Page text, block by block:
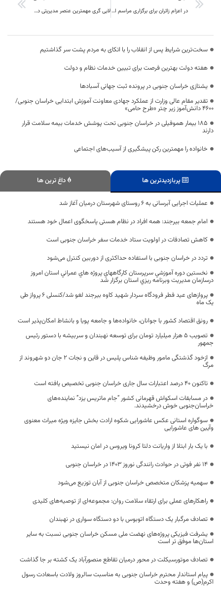
در اعزام زائران برای برگزاری مراسم اربعین، تابع سیاست های کشور هستیم لابی گری مهمترین عنصر مدیریتی در خراسان جنوبی
سخت‌ترین شرایط پس از انقلاب را با اتکای به مردم پشت سر گذاشتیم
هفته دولت بهترین فرصت برای تبیین خدمات نظام و دولت
یشتازی خراسان جنوبی در پرونده ثبت جهانی آسبادها
تقدیر مقام عالی وزارت از عملکرد جهادی معاونت آموزش ابتدایی خراسان جنوبی/
۴۶۰۰ دانش‌آموز زیر چتر «طرح حامی»
۱۸۵ بیمار هموفیلی در خراسان جنوبی تحت پوشش خدمات بیمه سلامت قرار
دارند
خانواده را مهمترین رکن پیشگیری از آسیب‌های اجتماعی
پربازدیدترین ها داغ ترین ها
عملیات اجرایی آبرسانی به ۶ روستای شهرستان درمیان آغاز شد
امام جمعه بیرجند: همه افراد در نظام هستی پاسخگوی اعمال خود هستند
کاهش تصادفات در اولویت ستاد خدمات سفر خراسان جنوبی است
تردد در خراسان جنوبی با استفاده حداکثری از دوربین کنترل می‌شود
نخستين دوره آموزشي سرپرستان كارگاههاي پروژه هاي عمراني استان امروز
درسازمان مديريت وبرنامه ريزي استان برگزار شد
پروازهای عید فطر فرودگاه سردار شهید کاوه بیرجند لغو شد/کنسلی ۶ پرواز طی
یک ماه
رونق اقتصاد کشور با جوانان، خانواده‌ها و جامعه پویا و بانشاط امکان‌پذیر است
تصویب ۵ هزار میلیارد تومان برای توسعه نهبندان و سربیشه با دستور رئیس
جمهور
ازخود گذشتگی مامور وظیفه شناس پلیس در قاین و نجات 2 جان دو شهروند از
مرگ
تاکنون ۴۰ درصد اعتبارات سال جاری خراسان جنوبی تخصیص یافته است
در مسابقات اسکواش قهرمانی کشور “جام ماتریس یزد” نماینده‌های
خراسان‌جنوبی خوش درخشیدند.
سوگواره استانی عکس عاشورایی شکوه ارادت بخش جایزه ویژه میراث معنوی
وآیین های عاشورایی
با یک بار ابتلا از واریانت دلتا کرونا ویروس در امان نیستید
۱۴ نفر فوتی در حوادث رانندگی نوروز ۱۴۰۳ در خراسان جنوبی
سهمیه پزشکان متخصص خراسان جنوبی از آبان توزیع می‌شود
راهکارهای عملی برای ارتقاء سلامت روان: مجموعه‌ای از توصیه‌های کلیدی
تصادف مرگبار یک دستگاه اتوبوس با دو دستگاه سواری در نهبندان
یشرفت فیزیکی پروژه‌های نهضت ملی مسکن خراسان جنوبی نسبت به سایر
استان‌ها موفق تر است
تصادف موتورسیکلت در محور درمیان تقاطع منصورآباد یک کشته بر جا گذاشت
پیام استاندار محترم خراسان جنوبی به مناسبت سالروز ولادت باسعادت رسول
اکرم(ص) و هفته وحدت